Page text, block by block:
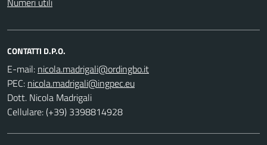
CONTATTI D.P.O.
E-mail:
PEC:
Dott. Nicola Madrigali
Cellulare: (+39) 3398814928